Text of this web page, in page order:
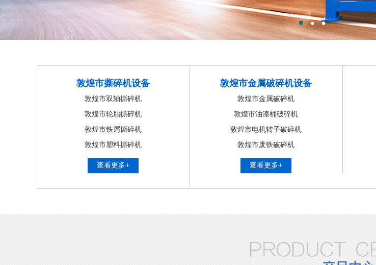
敦煌市撕碎机设备
敦煌市双轴撕碎机
敦煌市轮胎撕碎机
敦煌市铁屑撕碎机
敦煌市塑料撕碎机
查看更多+
敦煌市金属破碎机设备
敦煌市金属破碎机
敦煌市油漆桶破碎机
敦煌市电机转子破碎机
敦煌市废铁破碎机
查看更多+